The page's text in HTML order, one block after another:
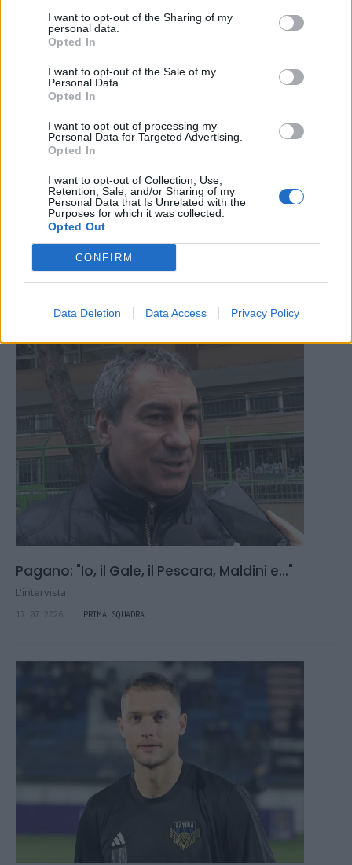
I want to opt-out of the Sharing of my
personal data.
Opted In
I want to opt-out of the Sale of my
Personal Data.
Opted In
I want to opt-out of processing my
Personal Data for Targeted Advertising.
Opted In
I want to opt-out of Collection, Use,
Retention, Sale, and/or Sharing of my
Personal Data that Is Unrelated with the
Purposes for which it was collected.
Opted Out
CONFIRM
Data Deletion Data Access Privacy Policy
Muore la figlia Valentina, gravissimo lutto per
mister Baldini
La nota di cordoglio del Delfino
Pagano: "Io, il Gale, il Pescara, Maldini e..."
L'intervista
17.07.2026 PRIMA SQUADRA